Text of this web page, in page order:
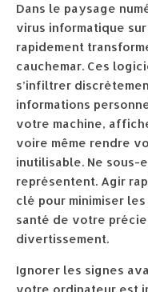
Dans le paysage
virus informatique
rapidement
cauchemar. Ces
s’infiltrer
informations
votre machine,
voire même rendre
inutilisable. Ne sous-
représentent. Agir
clé pour minimiser
santé de votre
divertissement.
Ignorer les signes